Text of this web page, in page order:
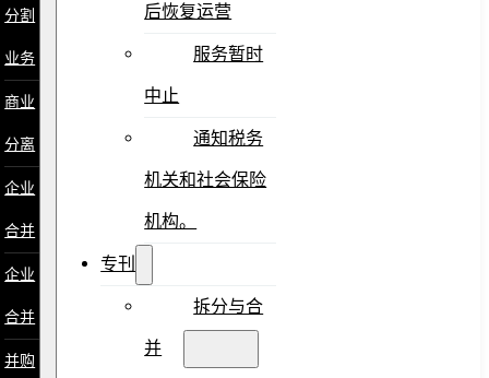
分割
业务
商业
分离
企业
合并
企业
合并
并购
后恢复运营
服务暂时
中止
通知税务
机关和社会保险
机构。
专刊
拆分与合
并